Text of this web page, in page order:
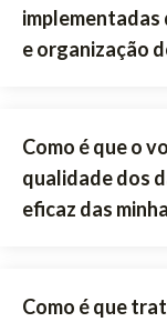
implementadas
e organização
Como é que o
qualidade dos
eficaz das
Como é que